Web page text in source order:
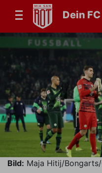
Dein
Bild: Maja Hitij/